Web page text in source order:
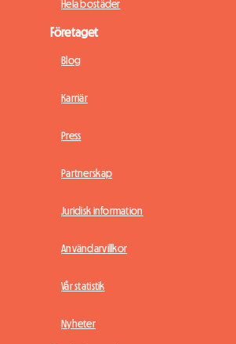
Hela bostäder
Företaget
Blog
Karriär
Press
Partnerskap
Juridisk information
Användarvillkor
Vår statistik
Nyheter